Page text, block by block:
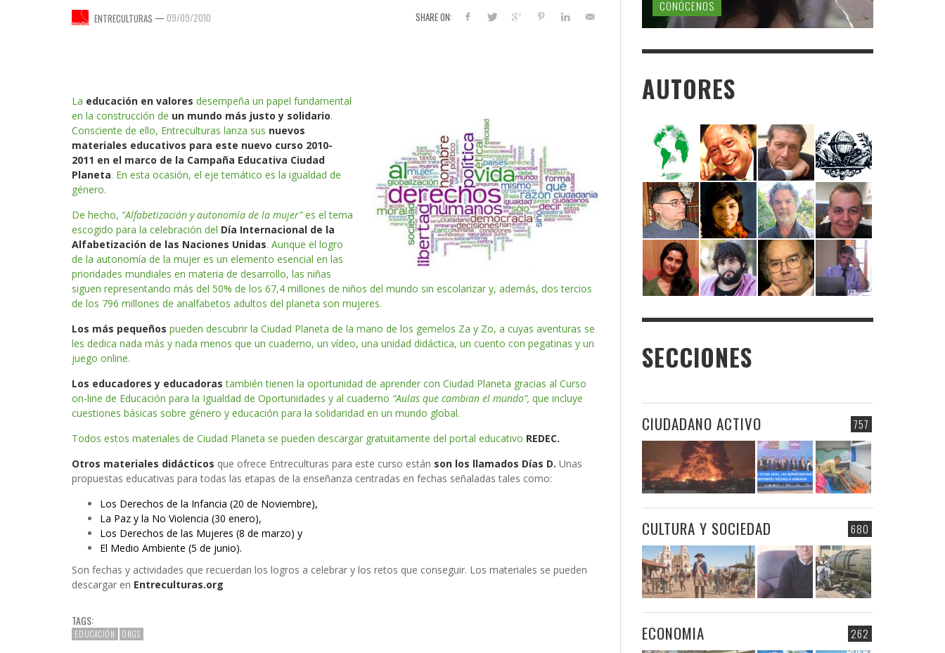
SHARE ON:
ENTRECULTURAS — 09/09/2010
La educación en valores desempeña un papel fundamental
en la construcción de un mundo más justo y solidario.
Consciente de ello, Entreculturas lanza sus nuevos
materiales educativos para este nuevo curso 2010-
2011 en el marco de la Campaña Educativa Ciudad
Planeta. En esta ocasión, el eje temático es la igualdad de
género.
De hecho, “Alfabetización y autonomía de la mujer”es el tema
escogido para la celebración del Día Internacional de la
Alfabetización de las Naciones Unidas. Aunque el logro
de la autonomía de la mujer es un elemento esencial en las
prioridades mundiales en materia de desarrollo, las niñas
siguen representando más del 50% de los 67,4 millones de niños del mundo sin escolarizar y, además, dos tercios
de los 796 millones de analfabetos adultos del planeta son mujeres.
Los más pequeños pueden descubrir la Ciudad Planeta de la mano de los gemelos Za y Zo, a cuyas aventuras se
les dedica nada más y nada menos que un cuaderno, un vídeo, una unidad didáctica, un cuento con pegatinas y un
juego online.
Los educadores y educadoras también tienen la oportunidad de aprender con Ciudad Planeta gracias al Curso
on-line de Educación para la Igualdad de Oportunidades y al cuaderno “Aulas que cambian el mundo”, que incluye
cuestiones básicas sobre género y educación para la solidaridad en un mundo global.
Todos estos materiales de Ciudad Planeta se pueden descargar gratuitamente del portal educativo REDEC.
Otros materiales didácticos que ofrece Entreculturas para este curso están son los llamados Días D. Unas
propuestas educativas para todas las etapas de la enseñanza centradas en fechas señaladas tales como:
Los Derechos de la Infancia (20 de Noviembre),
La Paz y la No Violencia (30 enero),
Los Derechos de las Mujeres (8 de marzo) y
El Medio Ambiente (5 de junio).
Son fechas y actividades que recuerdan los logros a celebrar y los retos que conseguir. Los materiales se pueden
descargar en Entreculturas.org
TAGS:
EDUCACIÓN ONGS
CONÓCENOS
AUTORES
SECCIONES
757
CIUDADANO ACTIVO
680
CULTURA Y SOCIEDAD
262
ECONOMIA